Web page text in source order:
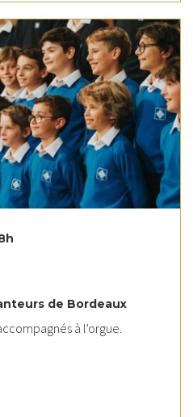
de Bordeaux
à l'orgue.